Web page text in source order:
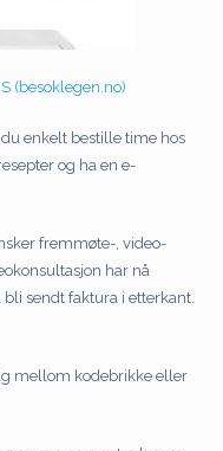
(besoklegen.no)
enkelt bestille time hos
og ha en e-
fremmøte-, video-
har nå
sendt faktura i etterkant.
mellom kodebrikke eller